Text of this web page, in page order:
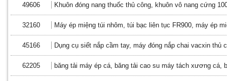
49606 Khuôn đóng nang thuốc thủ công, khuôn vô nang cứng
32160 Máy ép miệng túi nhôm, túi bạc liên tục FR900, máy ép
45166 Dụng cụ siết nắp cầm tay, máy đóng nắp chai vacxin thủ
62205 băng tải máy ép cá, băng tải cao su máy tách xương cá,